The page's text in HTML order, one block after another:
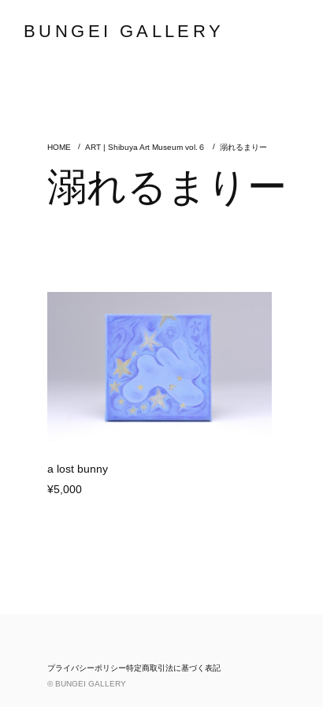
BUNGEI GALLERY
ART | Shibuya Art Museum vol.６ 溺れるまりー
溺れるまりー
a lost bunny
¥5,000
プライバシーポリシー特定商取引法に基づく表記
© BUNGEI GALLERY